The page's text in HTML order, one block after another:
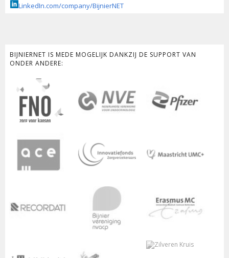
LinkedIn.com/company/BijnierNET
BIJNIERNET IS MEDE MOGELIJK DANKZIJ DE SUPPORT VAN
ONDER ANDERE: